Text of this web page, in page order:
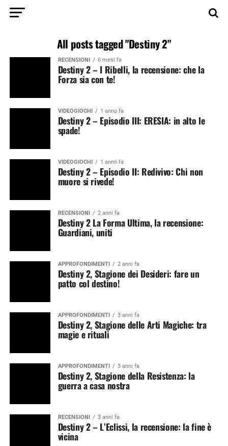
All posts tagged "Destiny 2"
RECENSIONI 6 mesi fa
Destiny 2 – I Ribelli, la recensione: che la
Forza sia con te!
VIDEOGIOCHI 1 anno fa
Destiny 2 – Episodio III: ERESIA: in alto le
spade!
VIDEOGIOCHI 1 anno fa
Destiny 2 – Episodio II: Redivivo: Chi non
muore si rivede!
RECENSIONI 2 anni fa
Destiny 2 La Forma Ultima, la recensione:
Guardiani, uniti
APPROFONDIMENTI 2 anni fa
Destiny 2, Stagione dei Desideri: fare un
patto col destino!
APPROFONDIMENTI 3 anni fa
Destiny 2, Stagione delle Arti Magiche: tra
magie e rituali
APPROFONDIMENTI 3 anni fa
Destiny 2, Stagione della Resistenza: la
guerra a casa nostra
RECENSIONI 3 anni fa
Destiny 2 – L’Eclissi, la recensione: la fine è
vicina